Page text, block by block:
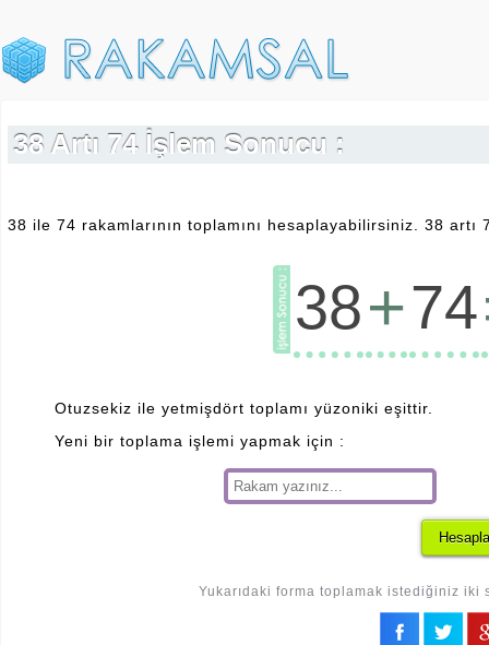
38 Artı 74 İşlem Sonucu :
38 ile 74 rakamlarının toplamını hesaplayabilirsiniz. 38
38+74
Otuzsekiz ile yetmişdört toplamı yüzoniki eşittir.
Yeni bir toplama işlemi yapmak için :
Yukarıdaki forma toplamak istediğiniz iki